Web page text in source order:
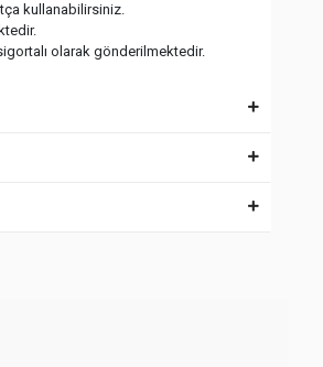
kullanabilirsiniz.
olarak gönderilmektedir.